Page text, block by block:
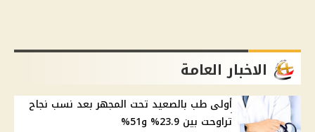
الاخبار العامة
أولى طب بالصعيد تحت المجهر بعد نسب نجاح
تراوحت بين 23.9% و51%